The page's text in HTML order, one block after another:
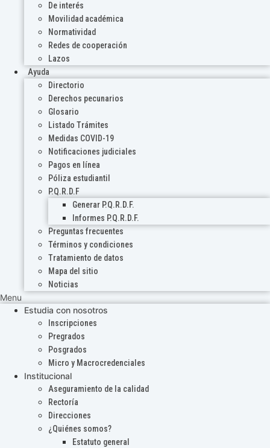
De interés
Movilidad académica
Normatividad
Redes de cooperación
Lazos
Ayuda
Directorio
Derechos pecunarios
Glosario
Listado Trámites
Medidas COVID-19
Notificaciones judiciales
Pagos en línea
Póliza estudiantil
P.Q.R.D.F
Generar P.Q.R.D.F.
Informes P.Q.R.D.F.
Preguntas frecuentes
Términos y condiciones
Tratamiento de datos
Mapa del sitio
Noticias
Menu
Estudia con nosotros
Inscripciones
Pregrados
Posgrados
Micro y Macrocredenciales
Institucional
Aseguramiento de la calidad
Rectoría
Direcciones
¿Quiénes somos?
Estatuto general